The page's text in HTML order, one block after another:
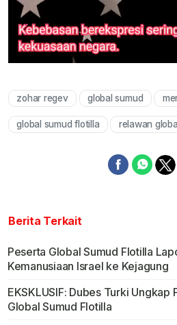
zohar regev global sumud
global sumud flotilla relawan
Berita Terkait
Peserta Global Sumud Flotilla
Kemanusiaan Israel ke Kejagung
EKSKLUSIF: Dubes Turki
Global Sumud Flotilla